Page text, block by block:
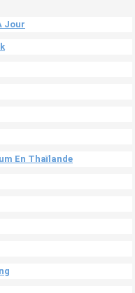
Jour
En Thaïlande